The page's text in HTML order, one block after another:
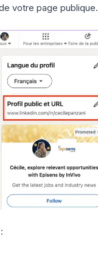
votre page publique.